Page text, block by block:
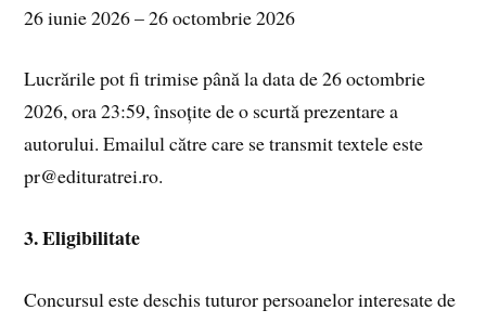
26 iunie 2026 – 26 octombrie 2026
Lucrările pot fi trimise până la data de 26 octombrie
2026, ora 23:59, însoțite de o scurtă prezentare a
autorului. Emailul către care se transmit textele este
pr@edituratrei.ro.
3. Eligibilitate
Concursul este deschis tuturor persoanelor interesate de